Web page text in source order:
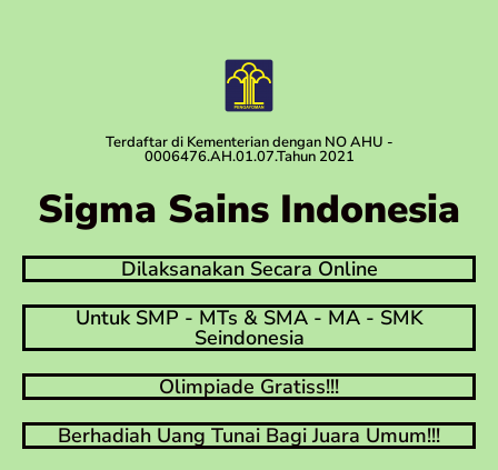
Terdaftar di Kementerian dengan NO AHU -
0006476.AH.01.07.Tahun 2021
Sigma Sains Indonesia
Dilaksanakan Secara Online
Untuk SMP - MTs & SMA - MA - SMK
Seindonesia
Olimpiade Gratiss!!!
Berhadiah Uang Tunai Bagi Juara Umum!!!